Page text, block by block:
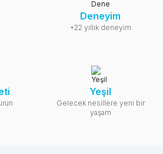
Deneyim
+22 yıllık deneyim
Yeşil
Gelecek nesillere yeni bir
yaşam